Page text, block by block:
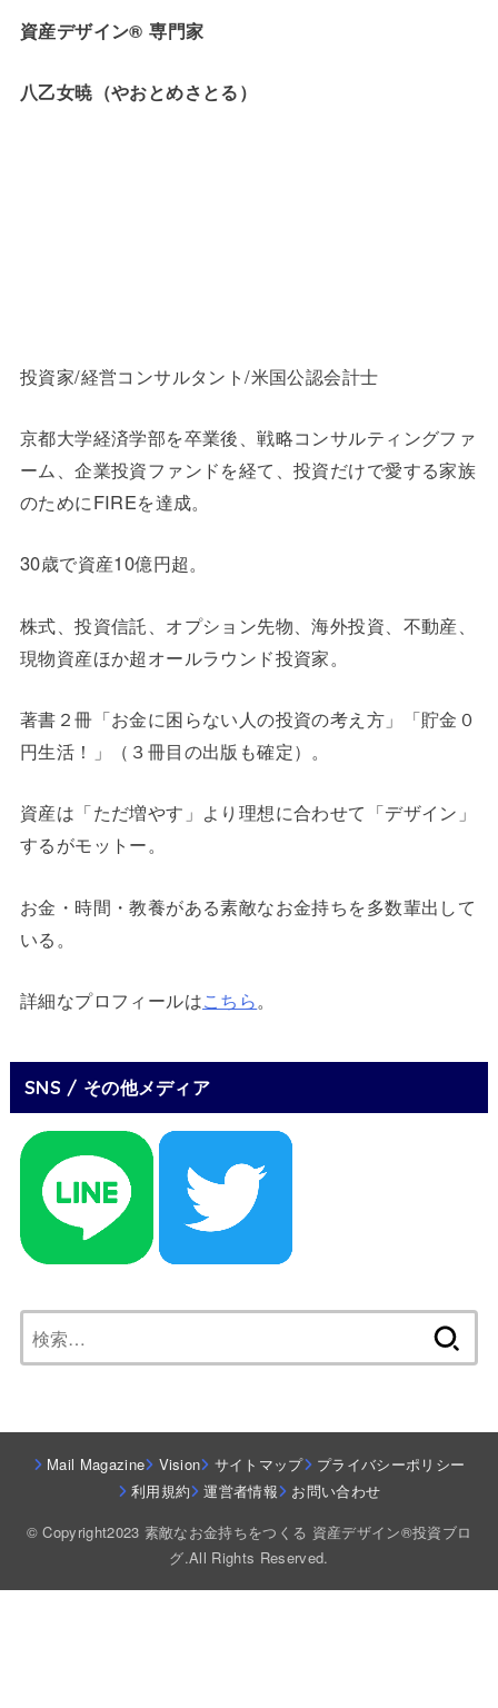
資産デザイン® 専門家
八乙女暁（やおとめさとる）
投資家/経営コンサルタント/米国公認会計士
京都大学経済学部を卒業後、戦略コンサルティングファ
ーム、企業投資ファンドを経て、投資だけで愛する家族
のためにFIREを達成。
30歳で資産10億円超。
株式、投資信託、オプション先物、海外投資、不動産、
現物資産ほか超オールラウンド投資家。
著書２冊「お金に困らない人の投資の考え方」「貯金０
円生活！」（３冊目の出版も確定）。
資産は「ただ増やす」より理想に合わせて「デザイン」
するがモットー。
お金・時間・教養がある素敵なお金持ちを多数輩出して
いる。
詳細なプロフィールはこちら。
SNS / その他メディア
索:
Mail Magazine Vision サイトマップ
プライバシーポリシー
利用規約
運営者情報
お問い合わせ
© Copyright2023 素敵なお金持ちをつくる 資産デザイン®投資ブロ
グ.All Rights Reserved.